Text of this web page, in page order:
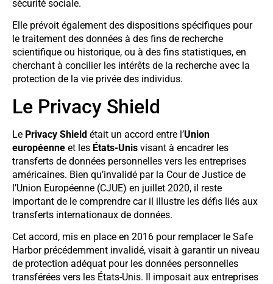
sécurité sociale.
Elle prévoit également des dispositions spécifiques pour
le traitement des données à des fins de recherche
scientifique ou historique, ou à des fins statistiques, en
cherchant à concilier les intérêts de la recherche avec la
protection de la vie privée des individus.
Le Privacy Shield
Le Privacy Shield était un accord entre l’Union
européenne et les États-Unis visant à encadrer les
transferts de données personnelles vers les entreprises
américaines. Bien qu’invalidé par la Cour de Justice de
l’Union Européenne (CJUE) en juillet 2020, il reste
important de le comprendre car il illustre les défis liés aux
transferts internationaux de données.
Cet accord, mis en place en 2016 pour remplacer le Safe
Harbor précédemment invalidé, visait à garantir un niveau
de protection adéquat pour les données personnelles
transférées vers les États-Unis. Il imposait aux entreprises